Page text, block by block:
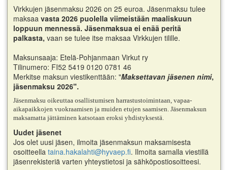
Virkkujen jäsenmaksu 2026 on 25 euroa. Jäsenmaksu tulee
maksaa vasta 2026 puolella viimeistään maaliskuun
loppuun mennessä. Jäsenmaksua ei enää peritä
palkasta, vaan se tulee itse maksaa Virkkujen tilille.
Maksunsaaja: Etelä-Pohjanmaan Virkut ry
Tilinumero: FI52 5419 0120 0781 46
Merkitse maksun viestikenttään: "Maksettavan jäsenen nimi,
jäsenmaksu 2026".
Jäsenmaksu oikeuttaa osallistumisen harrastustoimintaan, vapaa-
aikapaikkojen vuokraamisen ja muiden etujen saamisen. Jäsenmaksun
maksamatta jättäminen katsotaan eroksi yhdistyksestä.
Uudet jäsenet
Jos olet uusi jäsen, ilmoita jäsenmaksun maksamisesta
osoitteella taina.hakalahti@hyvaep.fi. Ilmoita samalla viestillä
jäsenrekisteriä varten yhteystietosi ja sähköpostiosoitteesi.